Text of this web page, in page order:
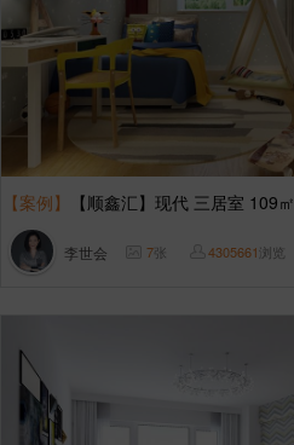
【案例】 【顺鑫汇】现代 三居室 109㎡
李世会 7张 4305661浏览